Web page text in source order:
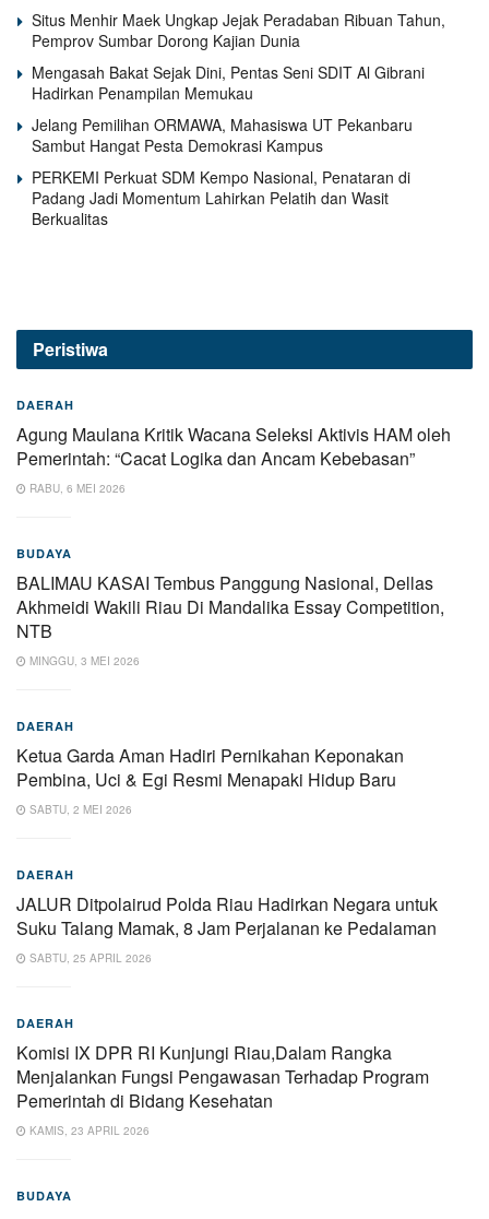
Situs Menhir Maek Ungkap Jejak Peradaban Ribuan Tahun,
Pemprov Sumbar Dorong Kajian Dunia
Mengasah Bakat Sejak Dini, Pentas Seni SDIT Al Gibrani
Hadirkan Penampilan Memukau
Jelang Pemilihan ORMAWA, Mahasiswa UT Pekanbaru
Sambut Hangat Pesta Demokrasi Kampus
PERKEMI Perkuat SDM Kempo Nasional, Penataran di
Padang Jadi Momentum Lahirkan Pelatih dan Wasit
Berkualitas
Peristiwa
DAERAH
Agung Maulana Kritik Wacana Seleksi Aktivis HAM oleh
Pemerintah: “Cacat Logika dan Ancam Kebebasan”
RABU, 6 MEI 2026
BUDAYA
BALIMAU KASAI Tembus Panggung Nasional, Dellas
Akhmeidi Wakili Riau Di Mandalika Essay Competition,
NTB
MINGGU, 3 MEI 2026
DAERAH
Ketua Garda Aman Hadiri Pernikahan Keponakan
Pembina, Uci & Egi Resmi Menapaki Hidup Baru
SABTU, 2 MEI 2026
DAERAH
JALUR Ditpolairud Polda Riau Hadirkan Negara untuk
Suku Talang Mamak, 8 Jam Perjalanan ke Pedalaman
SABTU, 25 APRIL 2026
DAERAH
Komisi IX DPR RI Kunjungi Riau,Dalam Rangka
Menjalankan Fungsi Pengawasan Terhadap Program
Pemerintah di Bidang Kesehatan
KAMIS, 23 APRIL 2026
BUDAYA